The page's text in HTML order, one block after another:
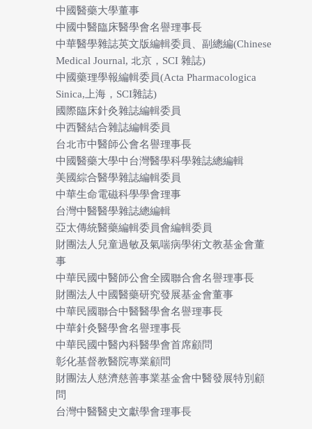
中國醫藥大學董事
中國中醫臨床醫學會名譽理事長
中華醫學雜誌英文版編輯委員、副總編(Chinese
Medical Journal, 北京，SCI 雜誌)
中國藥理學報編輯委員(Acta Pharmacologica
Sinica,上海，SCI雜誌)
國際臨床針灸雜誌編輯委員
中西醫結合雜誌編輯委員
台北市中醫師公會名譽理事長
中國醫藥大學中台灣醫學科學雜誌總編輯
美國綜合醫學雜誌編輯委員
中華生命電磁科學學會理事
台灣中醫醫學雜誌總編輯
亞太傳統醫藥編輯委員會編輯委員
財團法人兒童過敏及氣喘病學術文教基金會董
事
中華民國中醫師公會全國聯合會名譽理事長
財團法人中國醫藥研究發展基金會董事
中華民國聯合中醫醫學會名譽理事長
中華針灸醫學會名譽理事長
中華民國中醫內科醫學會首席顧問
彰化基督教醫院專業顧問
財團法人慈濟慈善事業基金會中醫發展特別顧
問
台灣中醫醫史文獻學會理事長